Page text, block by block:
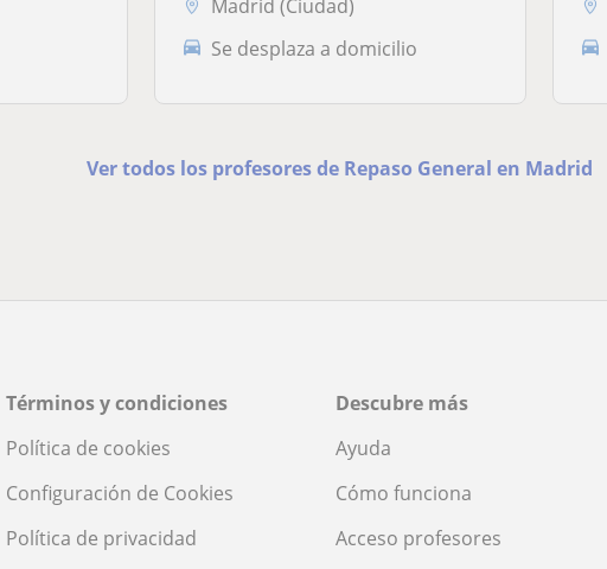
Madrid (Ciudad)
Se desplaza a domicilio
Ver todos los profesores de Repaso General en Madrid
Términos y condiciones
Política de cookies
Configuración de Cookies
Política de privacidad
Descubre más
Ayuda
Cómo funciona
Acceso profesores